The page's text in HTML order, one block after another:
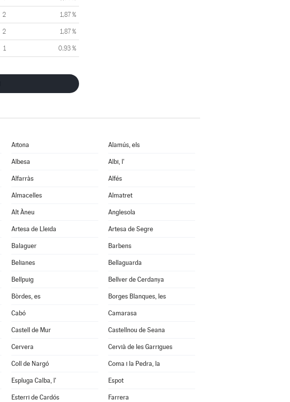
2 1,87 %
2 1,87 %
1 0,93 %
Aitona Alamús, els
Albesa Albi, l'
Alfarràs Alfés
Almacelles Almatret
Alt Àneu Anglesola
Artesa de Lleida Artesa de Segre
Balaguer Barbens
Belianes Bellaguarda
Bellpuig Bellver de Cerdanya
Bòrdes, es Borges Blanques, les
Cabó Camarasa
Castell de Mur Castellnou de Seana
Cervera Cervià de les Garrigues
Coll de Nargó Coma i la Pedra, la
Espluga Calba, l' Espot
Esterri de Cardós Farrera